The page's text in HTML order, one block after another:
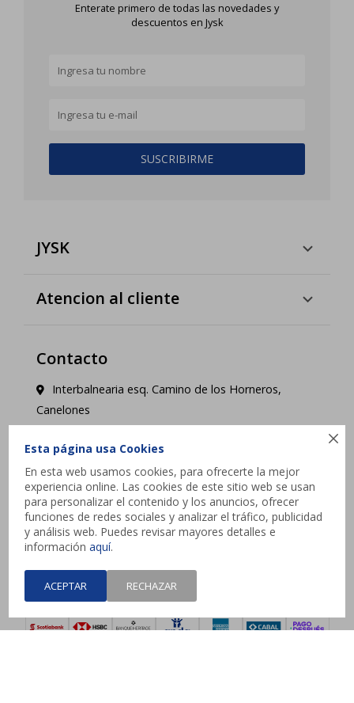

Esta página usa Cookies
En esta web usamos cookies, para ofrecerte la mejor
experiencia online. Las cookies de este sitio web se usan
para personalizar el contenido y los anuncios, ofrecer
funciones de redes sociales y analizar el tráfico, publicidad
y análisis web. Puedes revisar mayores detalles e
informaciónaquí.
ACEPTAR RECHAZAR
Enterate primero de todas las novedades y
descuentos en Jysk
SUSCRIBIRME
JYSK
Atencion al cliente
Contacto
Interbalnearia esq. Camino de los Horneros,
Canelones
contacto@jysk.uy
Lunes a Domingo de 10 a 21 hs - Pick up web 3 a
4 días hábiles.
   